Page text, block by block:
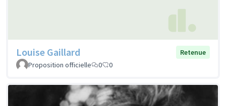
Louise Gaillard
Retenue
Proposition officielle
0 0